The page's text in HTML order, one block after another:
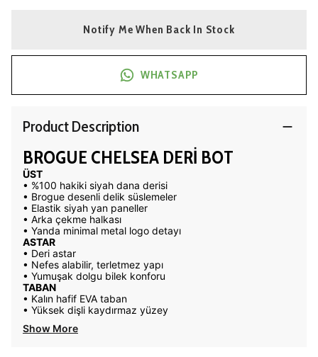
Notify Me When Back In Stock
WHATSAPP
Product Description
BROGUE CHELSEA DERİ BOT
ÜST
• %100 hakiki siyah dana derisi
• Brogue desenli delik süslemeler
• Elastik siyah yan paneller
• Arka çekme halkası
• Yanda minimal metal logo detayı
ASTAR
• Deri astar
• Nefes alabilir, terletmez yapı
• Yumuşak dolgu bilek konforu
TABAN
• Kalın hafif EVA taban
• Yüksek dişli kaydırmaz yüzey
Show More